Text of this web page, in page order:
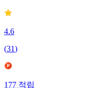
4.6
(31)
177 적립